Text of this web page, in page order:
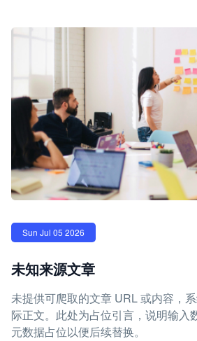
Sun Jul 05 2026
未知来源文章
未提供可爬取的文章 URL 或内容，
际正文。此处为占位引言，说明输入
元数据占位以便后续替换。